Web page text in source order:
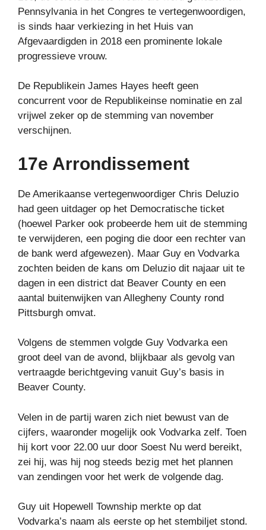
Pennsylvania in het Congres te vertegenwoordigen,
is sinds haar verkiezing in het Huis van
Afgevaardigden in 2018 een prominente lokale
progressieve vrouw.
De Republikein James Hayes heeft geen
concurrent voor de Republikeinse nominatie en zal
vrijwel zeker op de stemming van november
verschijnen.
17e Arrondissement
De Amerikaanse vertegenwoordiger Chris Deluzio
had geen uitdager op het Democratische ticket
(hoewel Parker ook probeerde hem uit de stemming
te verwijderen, een poging die door een rechter van
de bank werd afgewezen). Maar Guy en Vodvarka
zochten beiden de kans om Deluzio dit najaar uit te
dagen in een district dat Beaver County en een
aantal buitenwijken van Allegheny County rond
Pittsburgh omvat.
Volgens de stemmen volgde Guy Vodvarka een
groot deel van de avond, blijkbaar als gevolg van
vertraagde berichtgeving vanuit Guy’s basis in
Beaver County.
Velen in de partij waren zich niet bewust van de
cijfers, waaronder mogelijk ook Vodvarka zelf. Toen
hij kort voor 22.00 uur door Soest Nu werd bereikt,
zei hij, was hij nog steeds bezig met het plannen
van zendingen voor het werk de volgende dag.
Guy uit Hopewell Township merkte op dat
Vodvarka’s naam als eerste op het stembiljet stond.